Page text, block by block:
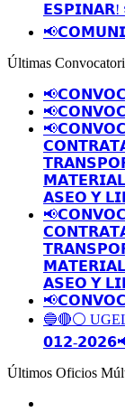
𝗘𝗦𝗣𝗜𝗡𝗔𝗥!
Últimas
𝗔𝗦𝗘𝗢 𝗬
𝗔𝗦𝗘𝗢 𝗬
🔵🔴⚪️
𝟬𝟭𝟮-
Últimos Oficios